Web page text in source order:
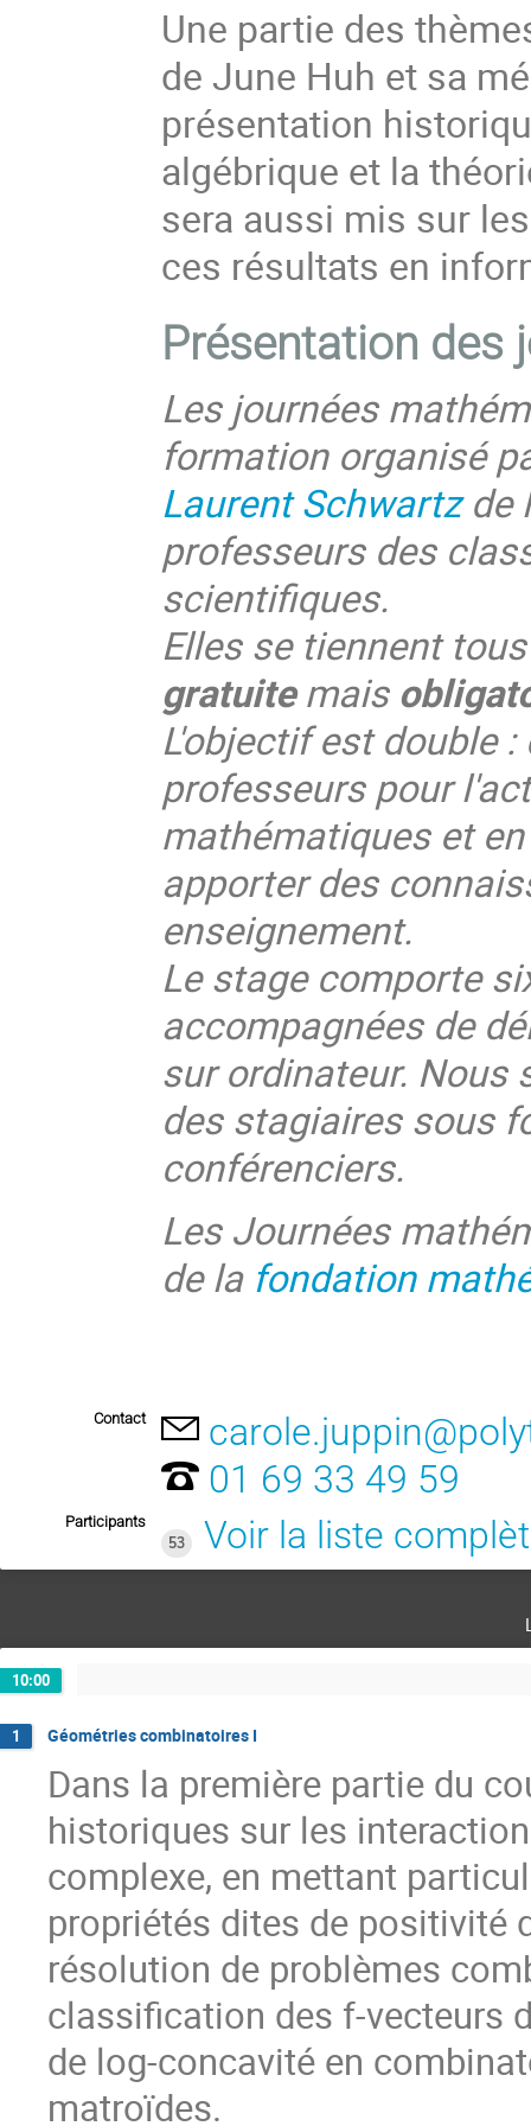
Une partie des
de June Huh et sa
présentation
algébrique et la
sera aussi mis sur
ces résultats en
Présentation des
Les journées
formation organisé
Laurent Schwartzde
professeurs des
scientifiques.
Elles se tiennent
gratuitemais
L'objectif est double
professeurs pour
mathématiques et
apporter des
enseignement.
Le stage comporte
accompagnées de
sur ordinateur.
des stagiaires sous
conférenciers.
Les Journées
de la fondation
Contact
01 69 33 49 59
Participants
53
Voir la liste
10:00
1 Géométries combinatoires I
Dans la première partie du
historiques sur les
complexe, en mettant
propriétés dites de positivité
résolution de problèmes
classification des f-vecteurs
de log-concavité en
matroïdes.